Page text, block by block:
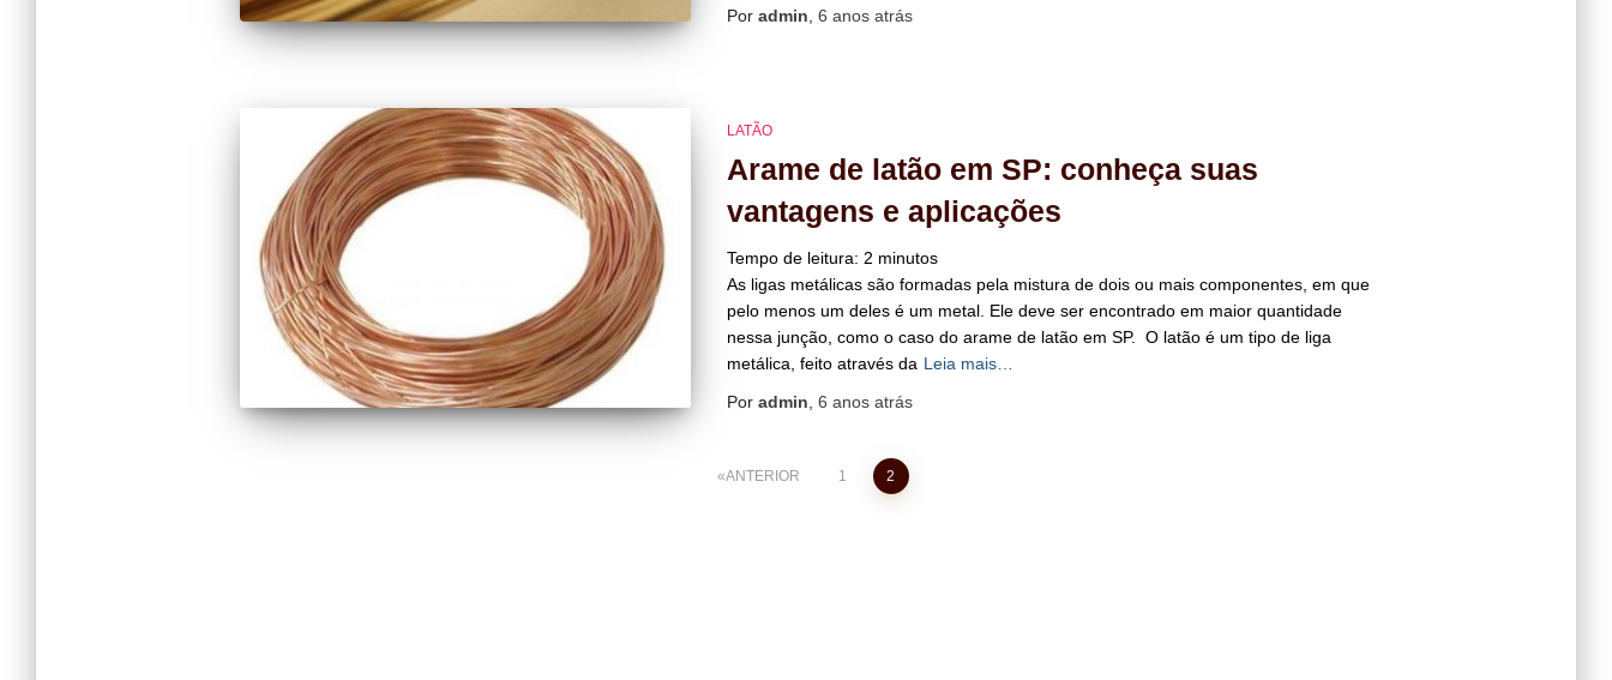
Por admin 6 anosatrás
LATÃO
Arame de latão em SP: conheça suas
vantagens e aplicações
Tempo de leitura: 2 minutos
As ligas metálicas são formadas pela mistura de dois ou mais componentes, em que
pelo menos um deles é um metal. Ele deve ser encontrado em maior quantidade
nessa junção, como o caso do arame de latão em SP. O latão é um tipo de liga
metálica, feito através da Leia mais…
Por admin 6 anosatrás
ANTERIOR 1 2